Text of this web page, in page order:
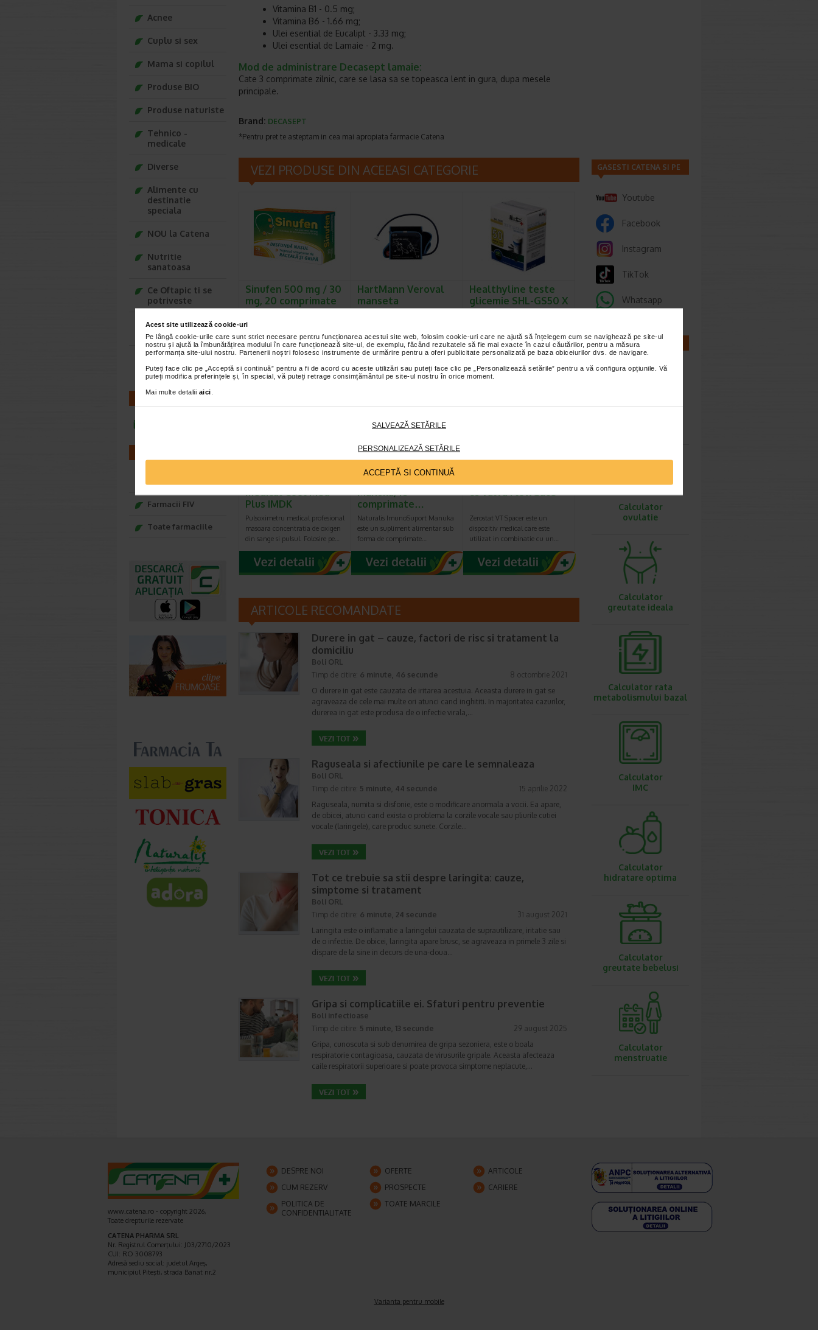
Acest site utilizează cookie-uri
Pe lângă cookie-urile care sunt strict necesare pentru funcționarea acestui site web, folosim cookie-uri care ne ajută să înțelegem cum se navighează pe site-ul
nostru și ajută la îmbunătățirea modului în care funcționează site-ul, de exemplu, făcând rezultatele să fie mai exacte în cazul căutărilor, pentru a măsura
performanța site-ului nostru. Partenerii noștri folosesc instrumente de urmărire pentru a oferi publicitate personalizată pe baza obiceiurilor dvs. de navigare.
Puteți face clic pe „Acceptă si continuă” pentru a fi de acord cu aceste utilizări sau puteți face clic pe „Personalizează setările” pentru a vă configura opțiunile. Vă
puteți modifica preferințele și, în special, vă puteți retrage consimțământul pe site-ul nostru în orice moment.
Mai multe detalii aici
SALVEAZĂ SETĂRILE
PERSONALIZEAZĂ SETĂRILE
ACCEPTĂ SI CONTINUĂ
Vitamina B1 - 0.5 mg;
Vitamina B6 - 1.66 mg;
Ulei esential de Eucalipt - 3.33 mg;
Ulei esential de Lamaie - 2 mg.
Mod de administrare Decasept lamaie:
Cate 3 comprimate zilnic, care se lasa sa se topeasca lent in gura, dupa mesele
principale.
Brand: DECASEPT
*Pentru pret te asteptam in cea mai apropiata farmacie Catena
VEZI PRODUSE DIN ACEEASI CATEGORIE
Sinufen 500 mg / 30
mg, 20 comprimate
filmate, Fildas
Descriere: Sinufen, doze si mod
de administrare Adulti (inclusiv
varstnici) si adolescenti peste 12…
HartMann Veroval
manseta
tensiometru duo…
pentru tensiometrul duo control
L. Cu ajutorul mansetei si…
Healthyline teste
glicemie SHL-GS50 X
50 bucati
glicemie SHL-GS5: Siguranta –
Lamelele test SHL-GS50…
medical Cool Med
Plus IMDK
Pulsoximetru medical profesional
masoara concentratia de oxigen
din sange si pulsul. Folosire pe…
Manuka, 10
comprimate…
Naturalis ImunoSuport Manuka
este un supliment alimentar sub
forma de comprimate…
cu valva FlowGate
Zerostat VT Spacer este un
dispozitiv medical care este
utilizat in combinatie cu un…
ARTICOLE RECOMANDATE
Durere in gat – cauze, factori de risc si tratament la
domiciliu
Boli ORL
Timp de citire: 6 minute, 46 secunde
8 octombrie 2021
O durere in gat este cauzata de iritarea acestuia. Aceasta durere in gat se
agraveaza de cele mai multe ori atunci cand inghititi. In majoritatea cazurilor,
durerea in gat este produsa de o infectie virala,…
Raguseala si afectiunile pe care le semnaleaza
Boli ORL
Timp de citire: 5 minute, 44 secunde
15 aprilie 2022
Raguseala, numita si disfonie, este o modificare anormala a vocii. Ea apare,
de obicei, atunci cand exista o problema la corzile vocale sau pliurile cutiei
vocale (laringele), care produc sunete. Corzile…
Tot ce trebuie sa stii despre laringita: cauze,
simptome si tratament
Boli ORL
Timp de citire: 6 minute, 24 secunde
31 august 2021
Laringita este o inflamatie a laringelui cauzata de suprautilizare, iritatie sau
de o infectie. De obicei, laringita apare brusc, se agraveaza in primele 3 zile si
dispare de la sine in decurs de una-doua…
Gripa si complicatiile ei. Sfaturi pentru preventie
Boli infectioase
Timp de citire: 5 minute, 13 secunde
29 august 2025
Gripa, cunoscuta si sub denumirea de gripa sezoniera, este o boala
respiratorie contagioasa, cauzata de virusurile gripale. Aceasta afecteaza
caile respiratorii superioare si poate provoca simptome neplacute,…
Acnee
Cuplu si sex
Mama si copilul
Produse BIO
Produse naturiste
Tehnico -
medicale
Diverse
Alimente cu
destinatie
speciala
NOU la Catena
Nutritie
sanatoasa
Ce Oftapic ti se
potriveste
Adora – Adorabili
din prima clipa
Seturi cadou
Baylis&Harding
Farmacii FIV
Toate farmaciile
GASESTI CATENA SI PE
Youtube
Facebook
Instagram
TikTok
Whatsapp
CALCULATOARE
Calculator
ovulatie
Calculator
greutate ideala
Calculator rata
metabolismului bazal
Calculator
IMC
Calculator
hidratare optima
Calculator
greutate bebelusi
Calculator
menstruatie
www.catena.ro - copyright 2026,
Toate drepturile rezervate
CATENA PHARMA SRL
Nr. Registrul Comerţului: J03/2710/2023
CUI: RO 3008793
Adresă sediu social: judetul Argeş,
municipiul Piteşti, strada Banat nr.2
DESPRE NOI OFERTE
ARTICOLE
CUM REZERV
PROSPECTE
CARIERE
POLITICA DE
CONFIDENTIALITATE
TOATE MARCILE
Varianta pentru mobile